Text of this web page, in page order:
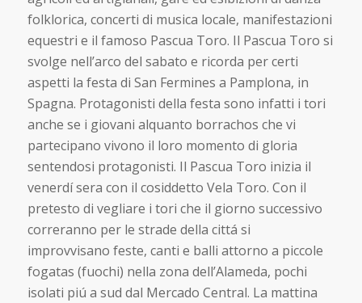
folklorica, concerti di musica locale, manifestazioni
equestri e il famoso Pascua Toro. Il Pascua Toro si
svolge nell’arco del sabato e ricorda per certi
aspetti la festa di San Fermines a Pamplona, in
Spagna. Protagonisti della festa sono infatti i tori
anche se i giovani alquanto borrachos che vi
partecipano vivono il loro momento di gloria
sentendosi protagonisti. Il Pascua Toro inizia il
venerdí sera con il cosiddetto Vela Toro. Con il
pretesto di vegliare i tori che il giorno successivo
correranno per le strade della cittá si
improvvisano feste, canti e balli attorno a piccole
fogatas (fuochi) nella zona dell’Alameda, pochi
isolati piú a sud dal Mercado Central. La mattina